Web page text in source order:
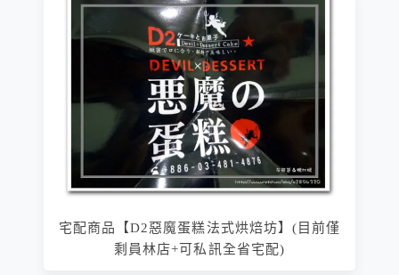
宅配商品【D2惡魔蛋糕法式烘焙坊】(目前僅
剩員林店+可私訊全省宅配)